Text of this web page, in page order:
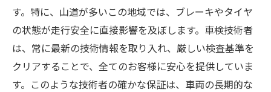
す。特に、山道が多いこの地域では、ブレーキやタイヤ
の状態が走行安全に直接影響を及ぼします。車検技術者
は、常に最新の技術情報を取り入れ、厳しい検査基準を
クリアすることで、全てのお客様に安心を提供していま
す。このような技術者の確かな保証は、車両の長期的な